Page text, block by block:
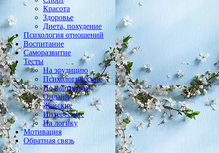
Красота
Здоровье
Диета, похудение
Психология отношений
Воспитание
Саморазвитие
Тесты
На эрудицию
Психологические
По картинкам
Онлайн
Женские
Интересные
На логику
Мотивация
Обратная связь